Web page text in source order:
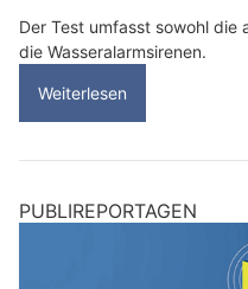
Der Test umfasst sowohl die
die Wasseralarmsirenen.
Weiterlesen
PUBLIREPORTAGEN